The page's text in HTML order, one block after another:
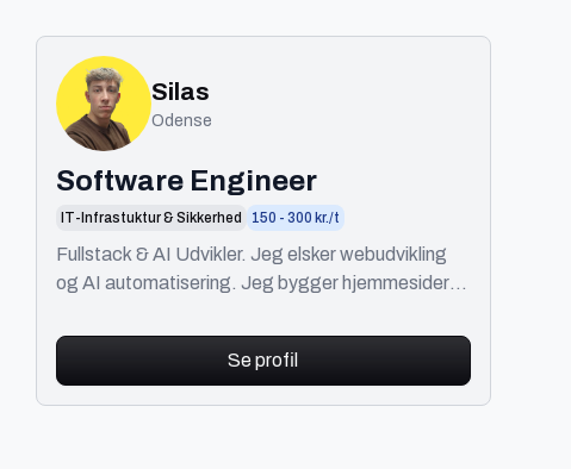
Silas
Odense
Software Engineer
IT-Infrastuktur & Sikkerhed 150 - 300 kr./t
Fullstack & AI Udvikler. Jeg elsker webudvikling
og AI automatisering. Jeg bygger hjemmesider,
Se profil